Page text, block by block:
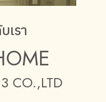
เรา
CO.,LTD